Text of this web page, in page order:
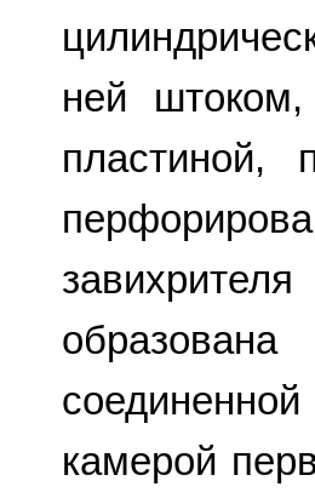
ней
пластиной,
образована
камерой